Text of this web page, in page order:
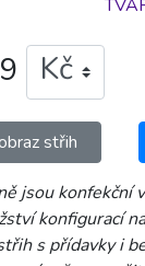
střih
jsou
konfigurací
s přídavky i